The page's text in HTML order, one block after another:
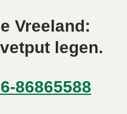
Vreeland:
legen.
86865588